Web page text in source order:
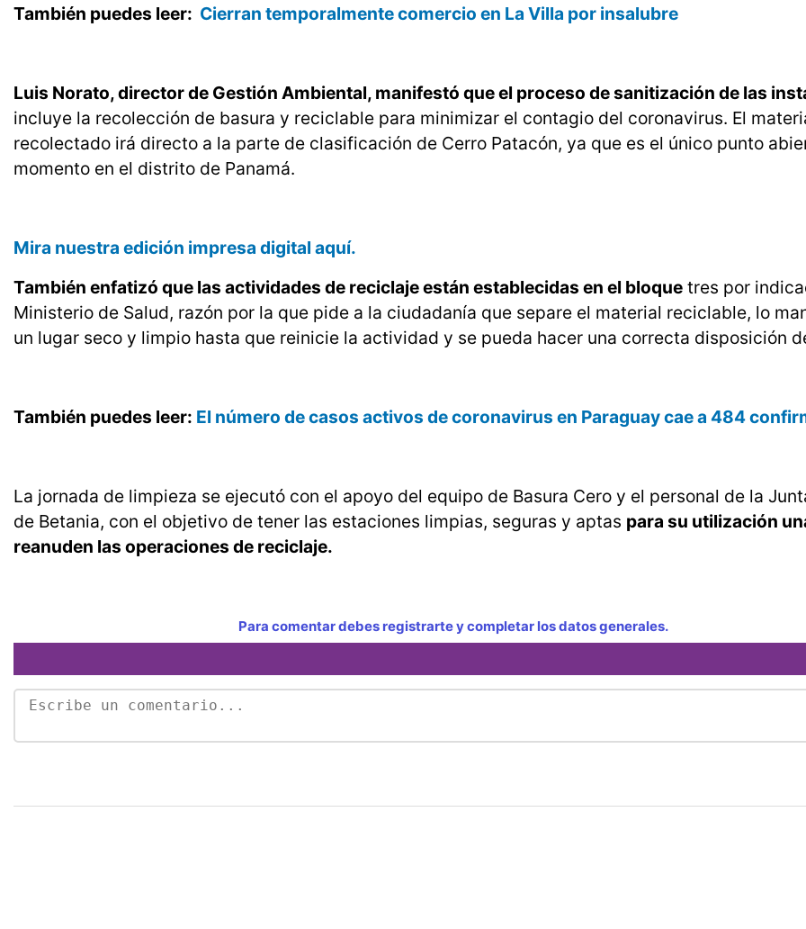
También puedes leer: Cierran temporalmente comercio en La Villa por insalubre
Luis Norato, director de Gestión Ambiental, manifestó que el proceso de sanitización de las
incluye la recolección de basura y reciclable para minimizar el contagio del coronavirus. El
recolectado irá directo a la parte de clasificación de Cerro Patacón, ya que es el único punto
momento en el distrito de Panamá.
Mira nuestra edición impresa digital aquí.
También enfatizó que las actividades de reciclaje están establecidas en el bloque tres por
Ministerio de Salud, razón por la que pide a la ciudadanía que separe el material reciclable, lo
un lugar seco y limpio hasta que reinicie la actividad y se pueda hacer una correcta disposición
También puedes leer: El número de casos activos de coronavirus en Paraguay cae a 484
La jornada de limpieza se ejecutó con el apoyo del equipo de Basura Cero y el personal de la
de Betania, con el objetivo de tener las estaciones limpias, seguras y aptas para su utilización
reanuden las operaciones de reciclaje.
Para comentar debes registrarte y completar los datos generales.